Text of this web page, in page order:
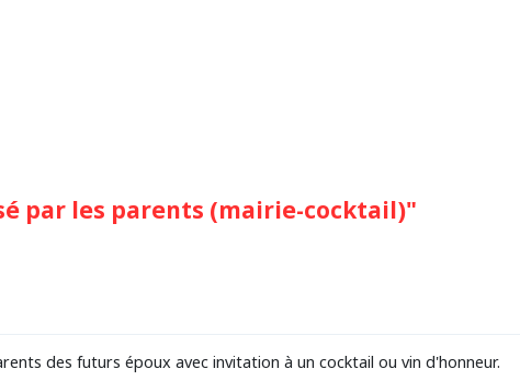
par les parents (mairie-cocktail)"
des futurs époux avec invitation à un cocktail ou vin d'honneur.